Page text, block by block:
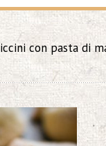
con pasta di